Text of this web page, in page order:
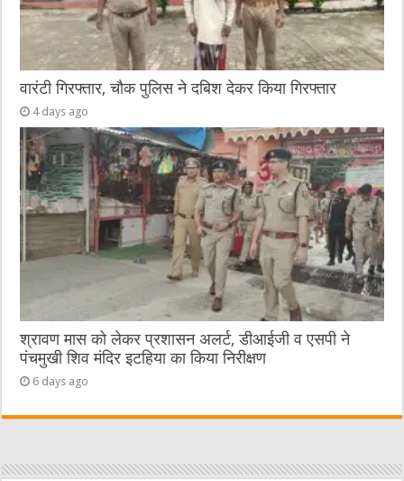
वारंटी गिरफ्तार, चौक पुलिस ने दबिश देकर किया गिरफ्तार
4 days ago
श्रावण मास को लेकर प्रशासन अलर्ट, डीआईजी व एसपी ने
पंचमुखी शिव मंदिर इटहिया का किया निरीक्षण
6 days ago